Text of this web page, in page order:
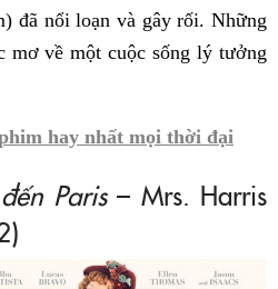
đã nổi loạn và gây rối. Những
mơ về một cuộc sống lý tưởng
hay nhất mọi thời đại
Paris– Mrs. Harris